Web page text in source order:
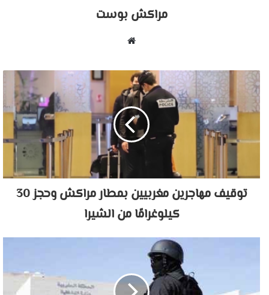
مراكش بوست
توقيف مهاجرين مغربيين بمطار مراكش وحجز 30
كيلوغرامًا من الشيرا